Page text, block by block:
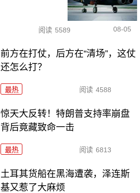
阅读 5589 08-05
前方在打仗，后方在“清场”，这仗
还怎么打？
最热 阅读 4588
惊天大反转！特朗普支持率崩盘
背后竟藏致命一击
最热 阅读 6813
土耳其货船在黑海遭袭，泽连斯
基又惹了大麻烦